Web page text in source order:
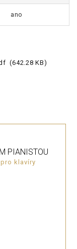
ano
642.28 KB
PIANISTOU
klavíry